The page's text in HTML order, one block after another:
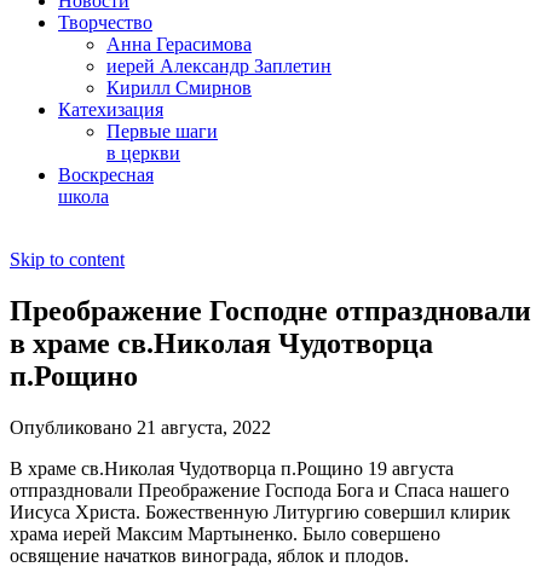
Творчество
Анна Герасимова
иерей Александр Заплетин
Кирилл Смирнов
Катехизация
Первые шаги
в церкви
Воскресная
школа
Skip to content
Преображение Господне отпраздновали
в храме св.Николая Чудотворца
п.Рощино
Опубликовано 21 августа, 2022
В храме св.Николая Чудотворца п.Рощино 19 августа
отпраздновали Преображение Господа Бога и Спаса нашего
Иисуса Христа. Божественную Литургию совершил клирик
храма иерей Максим Мартыненко. Было совершено
освящение начатков винограда, яблок и плодов.